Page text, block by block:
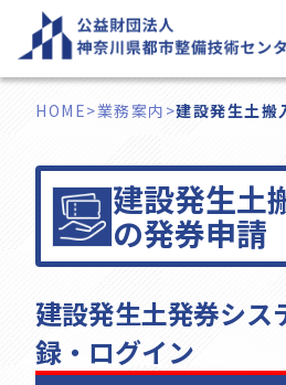
を
HOME>業務案内 >建設発生土搬
建設発生土
の発券申請
建設発生土発券シス
録・ログイン